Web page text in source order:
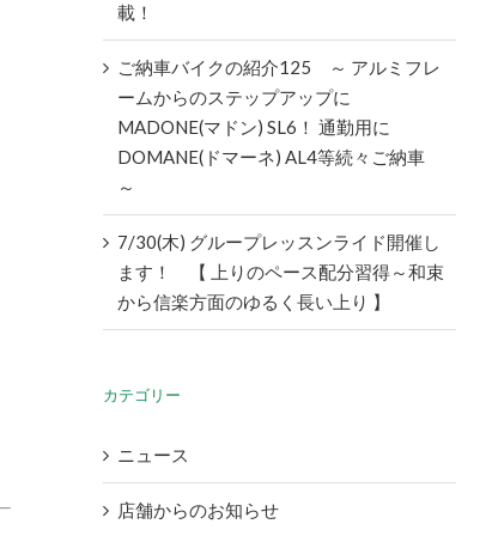
載！
ご納車バイクの紹介125 ～ アルミフレ
ームからのステップアップに
MADONE(マドン) SL6！ 通勤用に
DOMANE(ドマーネ) AL4等続々ご納車
～
7/30(木) グループレッスンライド開催し
ます！ 【 上りのペース配分習得～和束
から信楽方面のゆるく長い上り 】
カテゴリー
ニュース
店舗からのお知らせ